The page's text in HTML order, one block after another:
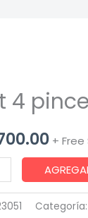
4
+
Categoría: